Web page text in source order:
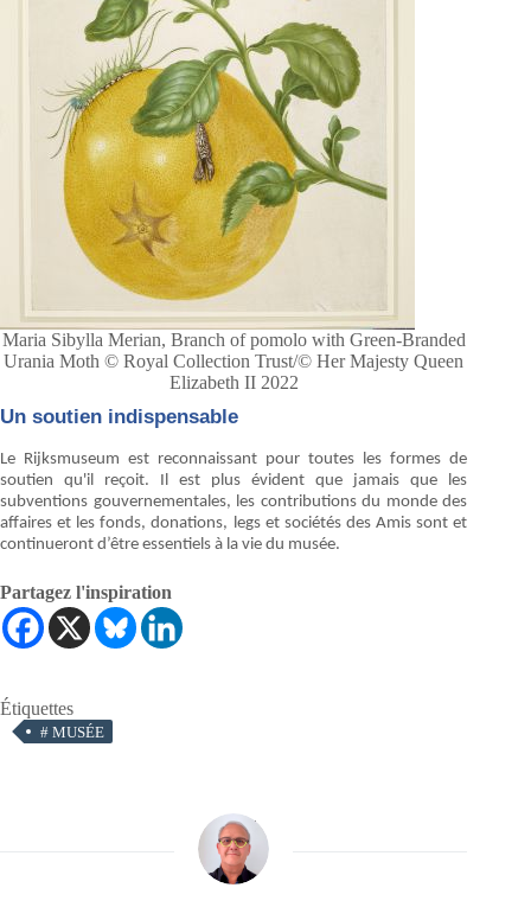
Maria Sibylla Merian, Branch of pomolo with Green-Branded
Urania Moth © Royal Collection Trust/© Her Majesty Queen
Elizabeth II 2022
Un soutien indispensable
Le Rijksmuseum est reconnaissant pour toutes les formes de
soutien qu'il reçoit. Il est plus évident que jamais que les
subventions gouvernementales, les contributions du monde des
affaires et les fonds, donations, legs et sociétés des Amis sont et
continueront d’être essentiels à la vie du musée.
Partagez l'inspiration
Étiquettes
# MUSÉE